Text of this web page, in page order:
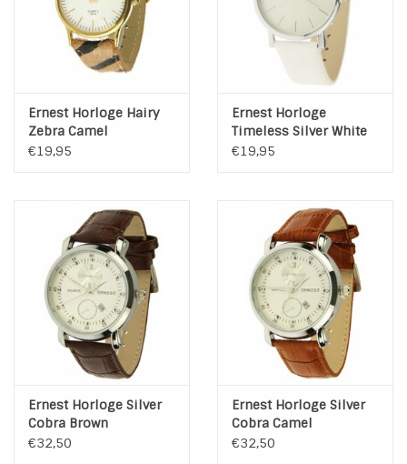
Ernest Horloge Hairy
Zebra Camel
€19,95
Ernest Horloge
Timeless Silver White
€19,95
Ernest Horloge Silver
Cobra Brown
€32,50
Ernest Horloge Silver
Cobra Camel
€32,50